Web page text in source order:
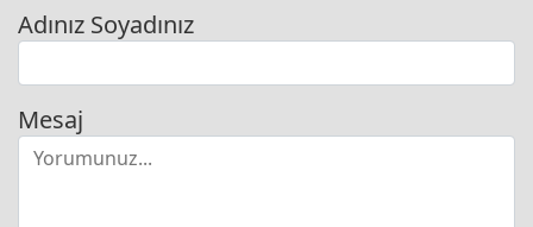
Adınız Soyadınız
Mesaj